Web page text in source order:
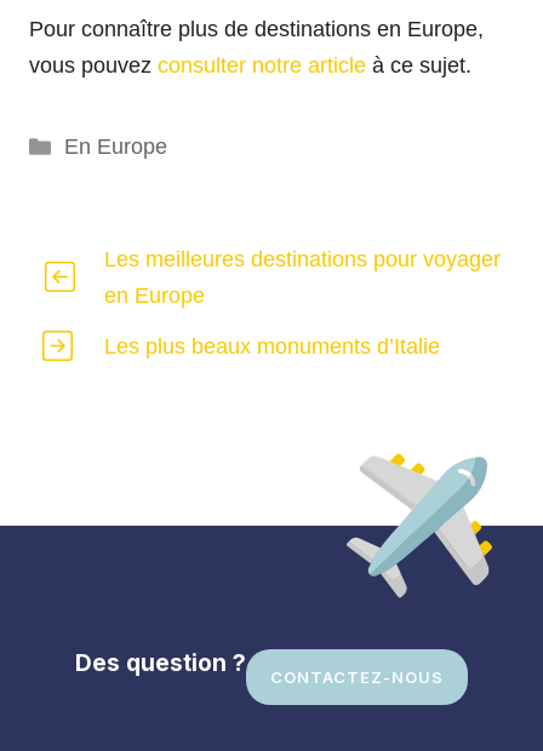
Pour connaître plus de destinations en Europe,
vous pouvez consulter notre article à ce sujet.
Catégories
En Europe
Les meilleures destinations pour voyager
en Europe
Les plus beaux monuments d’Italie
Des question ? CONTACTEZ-NOUS